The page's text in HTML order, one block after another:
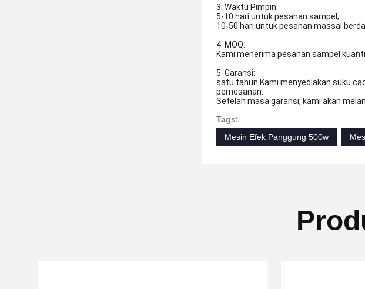
3. Waktu Pimpin:
5-10 hari untuk pesanan sampel;
10-50 hari untuk pesanan massal
4. MOQ:
Kami menerima pesanan sampel
5. Garansi:
satu tahun.Kami menyediakan suku
pemesanan.
Setelah masa garansi, kami akan
Tags:
Mesin Efek Panggung 500w